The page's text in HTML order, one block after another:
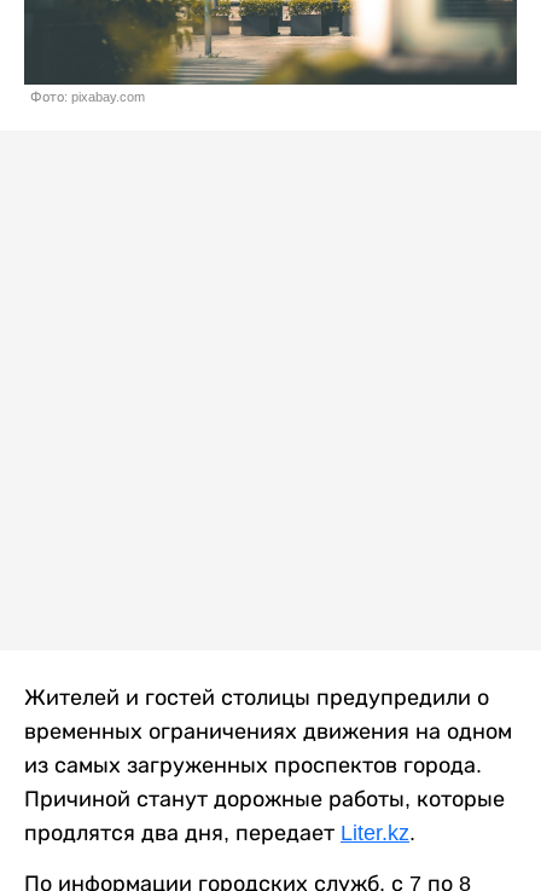
Фото: pixabay.com
Жителей и гостей столицы предупредили о
временных ограничениях движения на одном
из самых загруженных проспектов города.
Причиной станут дорожные работы, которые
продлятся два дня, передает Liter.kz.
По информации городских служб, с 7 по 8